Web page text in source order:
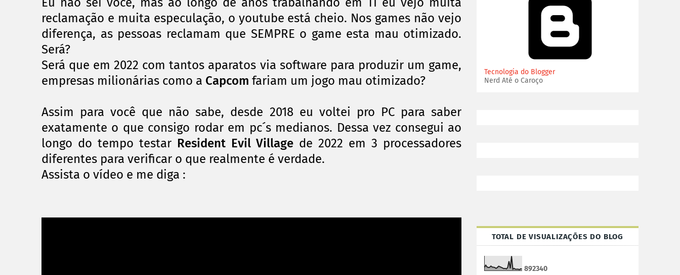
reclamação e muita especulação, o youtube está cheio. Nos games não vejo
diferença, as pessoas reclamam que SEMPRE o game esta mau otimizado.
Será?
Será que em 2022 com tantos aparatos via software para produzir um game,
empresas milionárias como a Capcom fariam um jogo mau otimizado?
Assim para você que não sabe, desde 2018 eu voltei pro PC para saber
exatamente o que consigo rodar em pc´s medianos. Dessa vez consegui ao
longo do tempo testar Resident Evil Village de 2022 em 3 processadores
diferentes para verificar o que realmente é verdade.
Assista o vídeo e me diga :
Tecnologia do Blogger
Nerd Até o Caroço
TOTAL DE VISUALIZAÇÕES DO BLOG
892340